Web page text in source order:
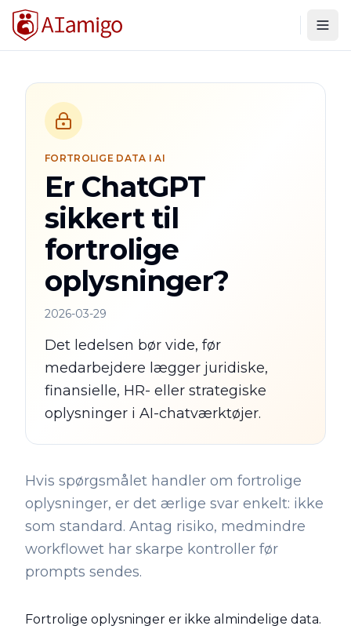
FORTROLIGE DATA I AI
Er ChatGPT
sikkert til
fortrolige
oplysninger?
2026-03-29
Det ledelsen bør vide, før
medarbejdere lægger juridiske,
finansielle, HR- eller strategiske
oplysninger i AI-chatværktøjer.
Hvis spørgsmålet handler om fortrolige
oplysninger, er det ærlige svar enkelt: ikke
som standard. Antag risiko, medmindre
workflowet har skarpe kontroller før
prompts sendes.
Fortrolige oplysninger er ikke almindelige data.